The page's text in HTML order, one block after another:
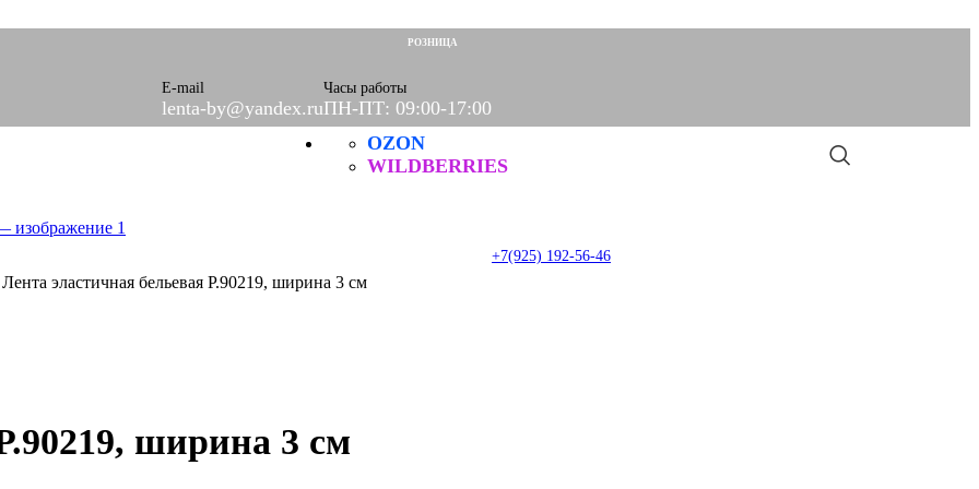
E-mail
lenta-by@yandex.ru
Часы работы
ПН-ПТ: 09:00-17:00
+7(925) 192-56-46
OZON
РОЗНИЦА
WILDBERRIES
Лента эластичная бельевая Р.90219, ширина 3 см
ширина 3 см